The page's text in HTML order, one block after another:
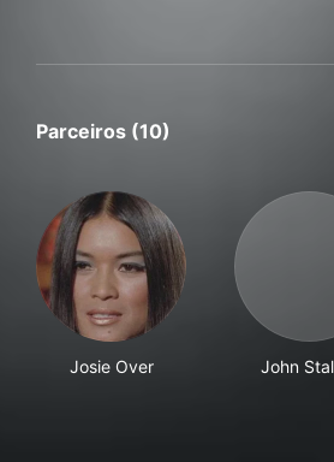
Parceiros (10)
Josie Over John